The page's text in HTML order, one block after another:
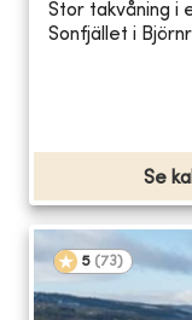
Stor takvåning i
Sonfjället i
Se
5 (73)